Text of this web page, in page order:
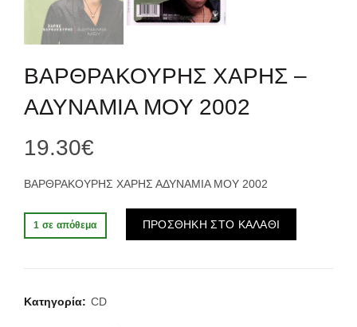
ΒΑΡΘΡΑΚΟΥΡΗΣ ΧΑΡΗΣ –
ΑΔΥΝΑΜΙΑ ΜΟΥ 2002
19.30€
ΒΑΡΘΡΑΚΟΥΡΗΣ ΧΑΡΗΣ ΑΔΥΝΑΜΙΑ ΜΟΥ 2002
1 σε απόθεμα ΠΡΟΣΘΗΚΗ ΣΤΟ ΚΑΛΑΘΙ
Κατηγορία: CD